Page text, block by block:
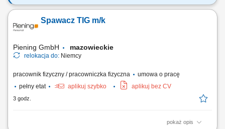
Twój zakres obowiązków RYNEK – Niemcy - jazda BEZ tachografu
Niemiec, załadunek i rozładunek mebli, praca zgodnie z
harmonogramem oraz instrukcjami przekazywanymi przez firmę,
Spawacz TIG m/k
Piening GmbH mazowieckie
relokacja do: Niemcy
pracownik fizyczny / pracowniczka fizyczna
umowa o pracę
pełny etat
aplikuj szybko aplikuj bez CV
3 godz.
pokaż opis